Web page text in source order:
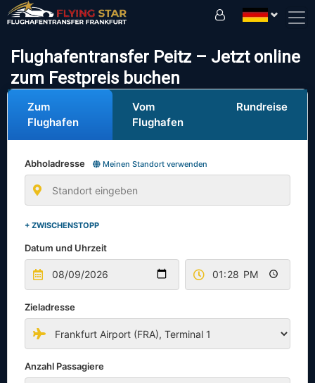
Flughafentransfer Peitz – Jetzt online
zum Festpreis buchen
Zum
Flughafen
Vom
Flughafen
Rundreise
Abholadresse Meinen Standort verwenden
+ ZWISCHENSTOPP
Datum und Uhrzeit
Zieladresse
Anzahl Passagiere